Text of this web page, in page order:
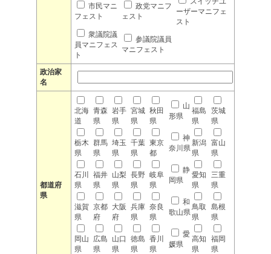
市民マニ
フェスト
政党マニフ
ェスト
ーザーマニフェ
スト
衆議院議
員マニフェス
ト
参議院議員
マニフェスト
政治家
名
都道府
県
北海
道
青森
県
岩手
県
宮城
県
秋田
県
山
形県
福島
県
茨城
県
栃木
県
群馬
県
埼玉
県
千葉
県
東京
都
神
奈川県
新潟
県
富山
県
石川
県
福井
県
山梨
県
長野
県
岐阜
県
静
岡県
愛知
県
三重
県
滋賀
県
京都
府
大阪
府
兵庫
県
奈良
県
和
歌山県
鳥取
県
島根
県
岡山
県
広島
県
山口
県
徳島
県
香川
県
愛
媛県
高知
県
福岡
県